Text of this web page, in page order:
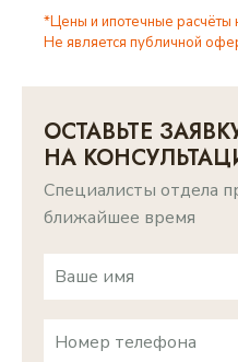
*Цены и ипотечные расчёты
Не является публичной
ОСТАВЬТЕ
НА
Специалисты отдела
ближайшее время